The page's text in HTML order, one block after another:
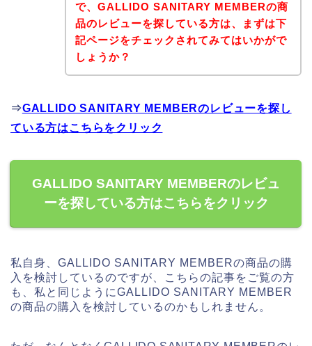
で、GALLIDO SANITARY MEMBERの商
品のレビューを探している方は、まずは下
記ページをチェックされてみてはいかがで
しょうか？
⇒GALLIDO SANITARY MEMBERのレビューを探し
ている方はこちらをクリック
GALLIDO SANITARY MEMBERのレビュ
ーを探している方はこちらをクリック
私自身、GALLIDO SANITARY MEMBERの商品の購
入を検討しているのですが、こちらの記事をご覧の方
も、私と同じようにGALLIDO SANITARY MEMBER
の商品の購入を検討しているのかもしれません。